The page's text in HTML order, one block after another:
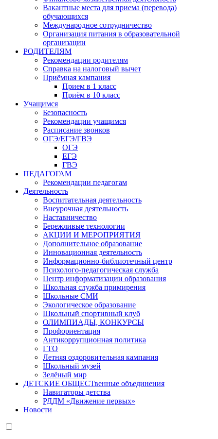
Вакантные места для приема (перевода)
обучающихся
Международное сотрудничество
Организация питания в образовательной
организации
РОДИТЕЛЯМ
Рекомендации родителям
Справка на налоговый вычет
Приёмная кампания
Прием в 1 класс
Приём в 10 класс
Учащимся
Безопасность
Рекомендации учащимся
Расписание звонков
ОГЭ/ЕГЭ/ГВЭ
ОГЭ
ЕГЭ
ГВЭ
ПЕДАГОГАМ
Рекомендации педагогам
Деятельность
Воспитательная деятельность
Внеурочная деятельность
Наставничество
Бережливые технологии
АКЦИИ И МЕРОПРИЯТИЯ
Дополнительное образование
Инновационная деятельность
Информационно-библиотечный центр
Психолого-педагогическая служба
Центр информатизации образования
Школьная служба примирения
Школьные СМИ
Экологическое образование
Школьный спортивный клуб
ОЛИМПИАДЫ, КОНКУРСЫ
Профориентация
Антикоррупционная политика
ГТО
Летняя оздоровительная кампания
Школьный музей
Зелёный мир
ДЕТСКИЕ ОБЩЕСТвенные объединения
Навигаторы детства
РДДМ «Движение первых»
Новости